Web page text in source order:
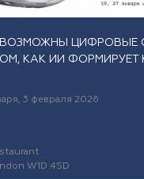
ЦИФРОВЫЕ
КАК ИИ ФОРМИРУЕТ
3 февраля 2026
W1D 4SD